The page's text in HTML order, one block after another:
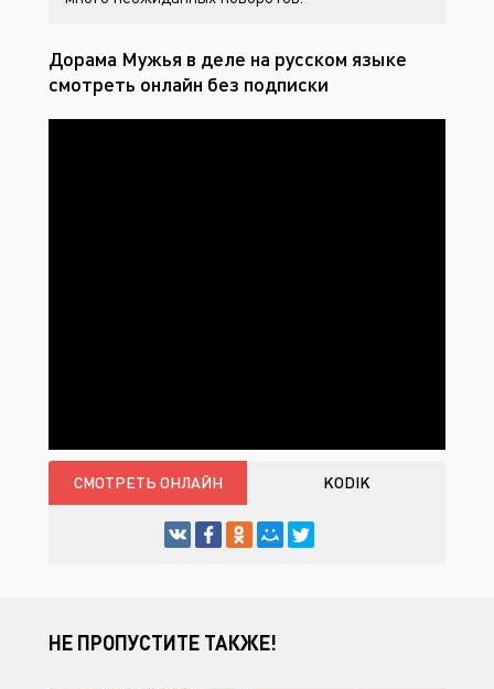
Дорама Мужья в деле на русском языке
смотреть онлайн без подписки
СМОТРЕТЬ ОНЛАЙН KODIK
НЕ ПРОПУСТИТЕ ТАКЖЕ!